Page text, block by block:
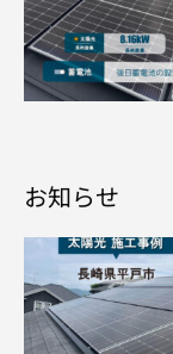
お知らせ